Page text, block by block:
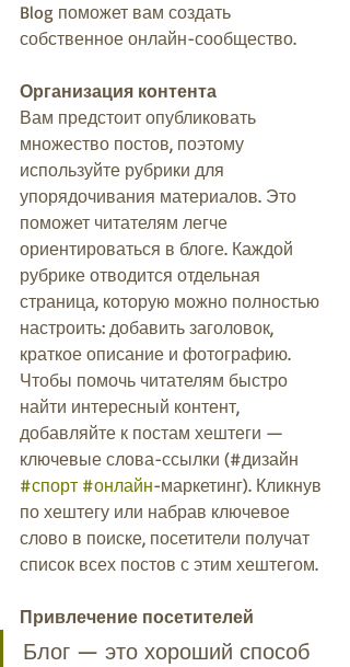
Blog поможет вам создать
собственное онлайн-сообщество.
Организация контента
Вам предстоит опубликовать
множество постов, поэтому
используйте рубрики для
упорядочивания материалов. Это
поможет читателям легче
ориентироваться в блоге. Каждой
рубрике отводится отдельная
страница, которую можно полностью
настроить: добавить заголовок,
краткое описание и фотографию.
Чтобы помочь читателям быстро
найти интересный контент,
добавляйте к постам хештеги —
ключевые слова-ссылки (#дизайн
#спорт #онлайн-маркетинг). Кликнув
по хештегу или набрав ключевое
слово в поиске, посетители получат
список всех постов с этим хештегом.
Привлечение посетителей
Блог — это хороший способ